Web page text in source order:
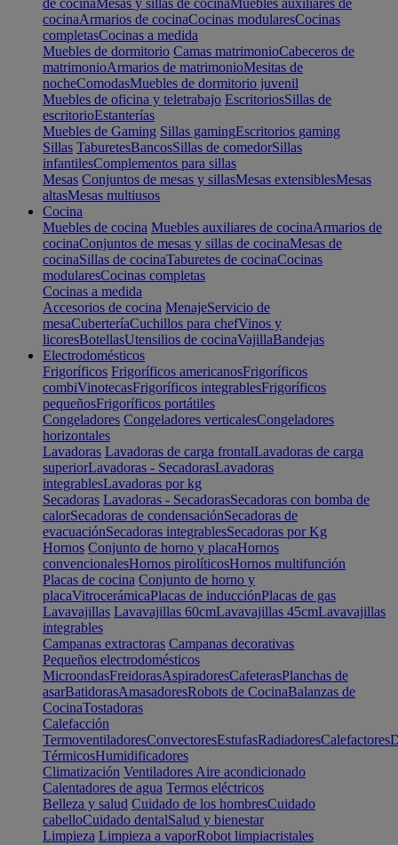
de cocinaMesas y sillas de cocinaMuebles auxiliares de
cocinaArmarios de cocinaCocinas modularesCocinas
completasCocinas a medida
Muebles de dormitorio Camas matrimonioCabeceros de
matrimonioArmarios de matrimonioMesitas de
nocheComodasMuebles de dormitorio juvenil
Muebles de oficina y teletrabajo EscritoriosSillas de
escritorioEstanterías
Muebles de Gaming Sillas gamingEscritorios gaming
Sillas TaburetesBancosSillas de comedorSillas
infantilesComplementos para sillas
Mesas Conjuntos de mesas y sillasMesas extensiblesMesas
altasMesas multiusos
Cocina
Muebles de cocina Muebles auxiliares de cocinaArmarios de
cocinaConjuntos de mesas y sillas de cocinaMesas de
cocinaSillas de cocinaTaburetes de cocinaCocinas
modularesCocinas completas
Cocinas a medida
Accesorios de cocina MenajeServicio de
mesaCuberteríaCuchillos para chefVinos y
licoresBotellasUtensilios de cocinaVajillaBandejas
Electrodomésticos
Frigoríficos Frigoríficos americanosFrigoríficos
combiVinotecasFrigoríficos integrablesFrigoríficos
pequeñosFrigoríficos portátiles
Congeladores Congeladores verticalesCongeladores
horizontales
Lavadoras Lavadoras de carga frontalLavadoras de carga
superiorLavadoras - SecadorasLavadoras
integrablesLavadoras por kg
Secadoras Lavadoras - SecadorasSecadoras con bomba de
calorSecadoras de condensaciónSecadoras de
evacuaciónSecadoras integrablesSecadoras por Kg
Hornos Conjunto de horno y placaHornos
convencionalesHornos pirolíticosHornos multifunción
Placas de cocina Conjunto de horno y
placaVitrocerámicaPlacas de inducciónPlacas de gas
Lavavajillas Lavavajillas 60cmLavavajillas 45cmLavavajillas
integrables
Campanas extractoras Campanas decorativas
Pequeños electrodomésticos
MicroondasFreidorasAspiradoresCafeterasPlanchas de
asarBatidorasAmasadoresRobots de CocinaBalanzas de
CocinaTostadoras
Calefacción
TermoventiladoresConvectoresEstufasRadiadoresCalefactores
TérmicosHumidificadores
Climatización Ventiladores Aire acondicionado
Calentadores de agua Termos eléctricos
Belleza y salud Cuidado de los hombresCuidado
cabelloCuidado dentalSalud y bienestar
Limpieza Limpieza a vaporRobot limpiacristales